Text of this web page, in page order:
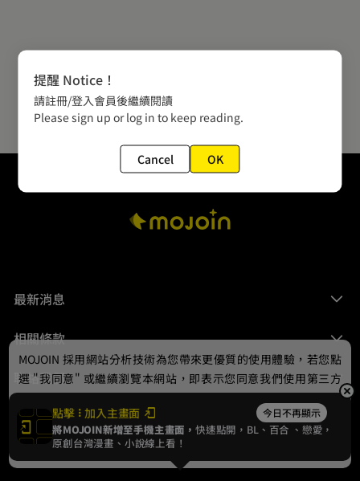
最新消息
相關條款
聯絡我們
© 2024 gamania Digital Entertainment Co., Ltd.
點擊 加入主畫面 今日不再顯示
將MOJOIN新增至手機主畫面，快速點開，BL、 百合 、戀愛，
原創台灣漫畫、小說線上看！
MOJOIN 採用網站分析技術為您帶來更優質的使用體驗，若您點
選 "我同意" 或繼續瀏覽本網站，即表示您同意我們使用第三方
Cookie，欲瞭解更多資訊請見隱私權政策。
我同意
提醒 Notice！
請註冊/登入會員後繼續閱讀
Please sign up or log in to keep reading.
Cancel OK